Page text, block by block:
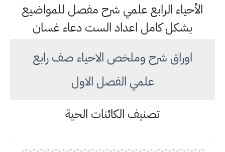
الأحياء الرابع علمي شرح مفصل للمواضيع
بشكل كامل اعداد الست دعاء غسان
اوراق شرح وملخص الاحياء صف رابع
علمي الفصل الاول
تصنيف الكائنات الحية